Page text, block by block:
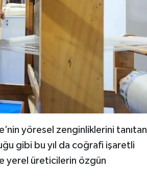
yöresel zenginliklerini tanıtan
gibi bu yıl da coğrafi işaretli
yerel üreticilerin özgün